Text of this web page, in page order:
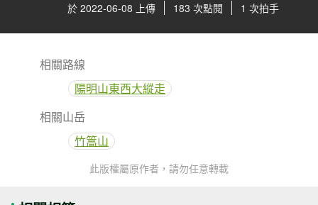
於 2022-06-08 上傳 183 次點閱 1 次拍手
相關路線
陽明山東西大縱走
相關山岳
竹篙山
此版權屬原作者，請勿任意轉載